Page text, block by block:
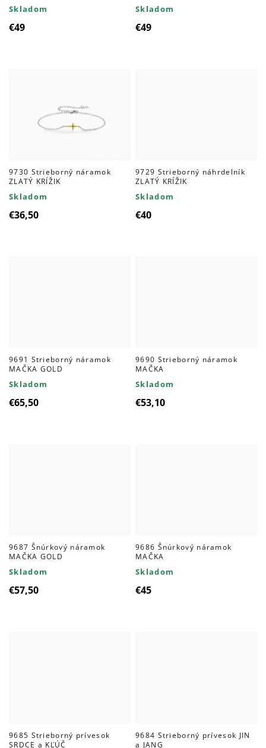
Skladom
€49
Skladom
€49
9730 Strieborný náramok
ZLATÝ KRÍŽIK
Skladom
€36,50
9729 Strieborný náhrdelník
ZLATÝ KRÍŽIK
Skladom
€40
9691 Strieborný náramok
MAČKA GOLD
Skladom
€65,50
9690 Strieborný náramok
MAČKA
Skladom
€53,10
9687 Šnúrkový náramok
MAČKA GOLD
Skladom
€57,50
9686 Šnúrkový náramok
MAČKA
Skladom
€45
9685 Strieborný prívesok
SRDCE a KĽÚČ
9684 Strieborný prívesok JIN
a JANG